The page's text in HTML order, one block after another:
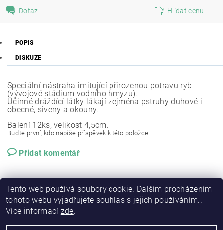
Dotaz Hlídat cenu
POPIS
DISKUZE
Speciální nástraha imitující přirozenou potravu ryb
(vývojové stádium vodního hmyzu).
Účinné dráždící látky lákají zejména pstruhy duhové i
obecné, siveny a okouny.
Balení 12ks, velikost 4,5cm.
Buďte první, kdo napíše příspěvek k této položce.
Přidat komentář
Tento web používá soubory cookie. Dalším procházením
tohoto webu vyjadřujete souhlas s jejich používáním..
Více informací zde.